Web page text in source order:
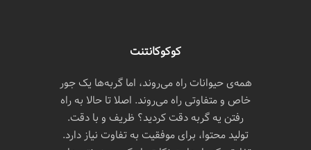
کوکوکانتنت
همه‌ی حیوانات راه می‌روند، اما گربه‌ها یک جور
خاص و متفاوتی راه می‌روند. اصلا تا حالا به راه
رفتن یه گربه دقت کردید؟ ظریف و با دقت.
تولید محتوا، برای موفقیت به تفاوت نیاز دارد.